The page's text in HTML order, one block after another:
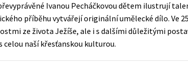
rozvoj
Populárně - naučné pro děti
Předškoláci
Ivanou Pecháčkovou dětem ilustrují
příběhu vytvářejí originální umělecké dílo. Ve
ze života Ježíše, ale i s dalšími důležitými
celou naší křesťanskou kulturou.